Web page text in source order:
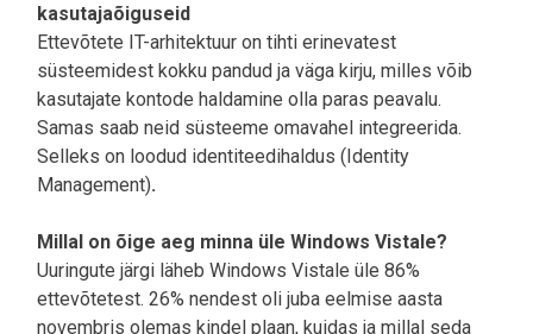
kasutajaõiguseid
Ettevõtete IT-arhitektuur on tihti erinevatest
süsteemidest kokku pandud ja väga kirju, milles võib
kasutajate kontode haldamine olla paras peavalu.
Samas saab neid süsteeme omavahel integreerida.
Selleks on loodud identiteedihaldus (Identity
Management).
Millal on õige aeg minna üle Windows Vistale?
Uuringute järgi läheb Windows Vistale üle 86%
ettevõtetest. 26% nendest oli juba eelmise aasta
novembris olemas kindel plaan, kuidas ja millal seda